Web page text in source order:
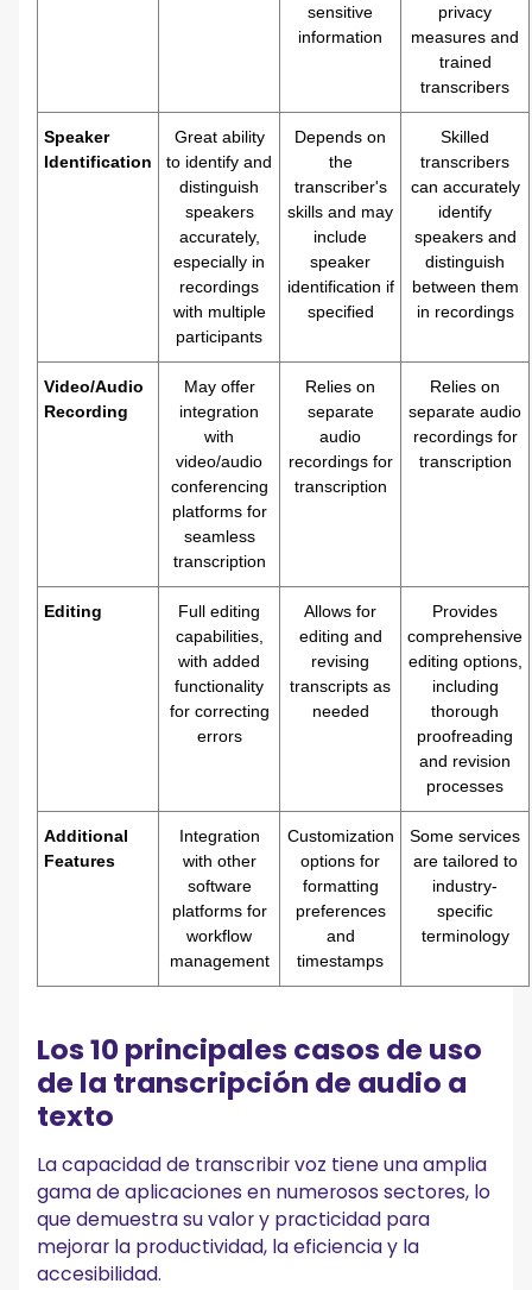
sensitive
information
privacy
measures and
trained
transcribers
Speaker
Identification
Great ability
to identify and
distinguish
speakers
accurately,
especially in
recordings
with multiple
participants
Depends on
the
transcriber's
skills and may
include
speaker
identification if
specified
Skilled
transcribers
can accurately
identify
speakers and
distinguish
between them
in recordings
Video/Audio
Recording
May offer
integration
with
video/audio
conferencing
platforms for
seamless
transcription
Relies on
separate
audio
recordings for
transcription
Relies on
separate audio
recordings for
transcription
Editing
Full editing
capabilities,
with added
functionality
for correcting
errors
Allows for
editing and
revising
transcripts as
needed
Provides
comprehensive
editing options,
including
thorough
proofreading
and revision
processes
Additional
Features
Integration
with other
software
platforms for
workflow
management
Customization
options for
formatting
preferences
and
timestamps
Some services
are tailored to
industry-
specific
terminology
Los 10 principales casos de uso
de la transcripción de audio a
texto
La capacidad de transcribir voz tiene una amplia
gama de aplicaciones en numerosos sectores, lo
que demuestra su valor y practicidad para
mejorar la productividad, la eficiencia y la
accesibilidad.